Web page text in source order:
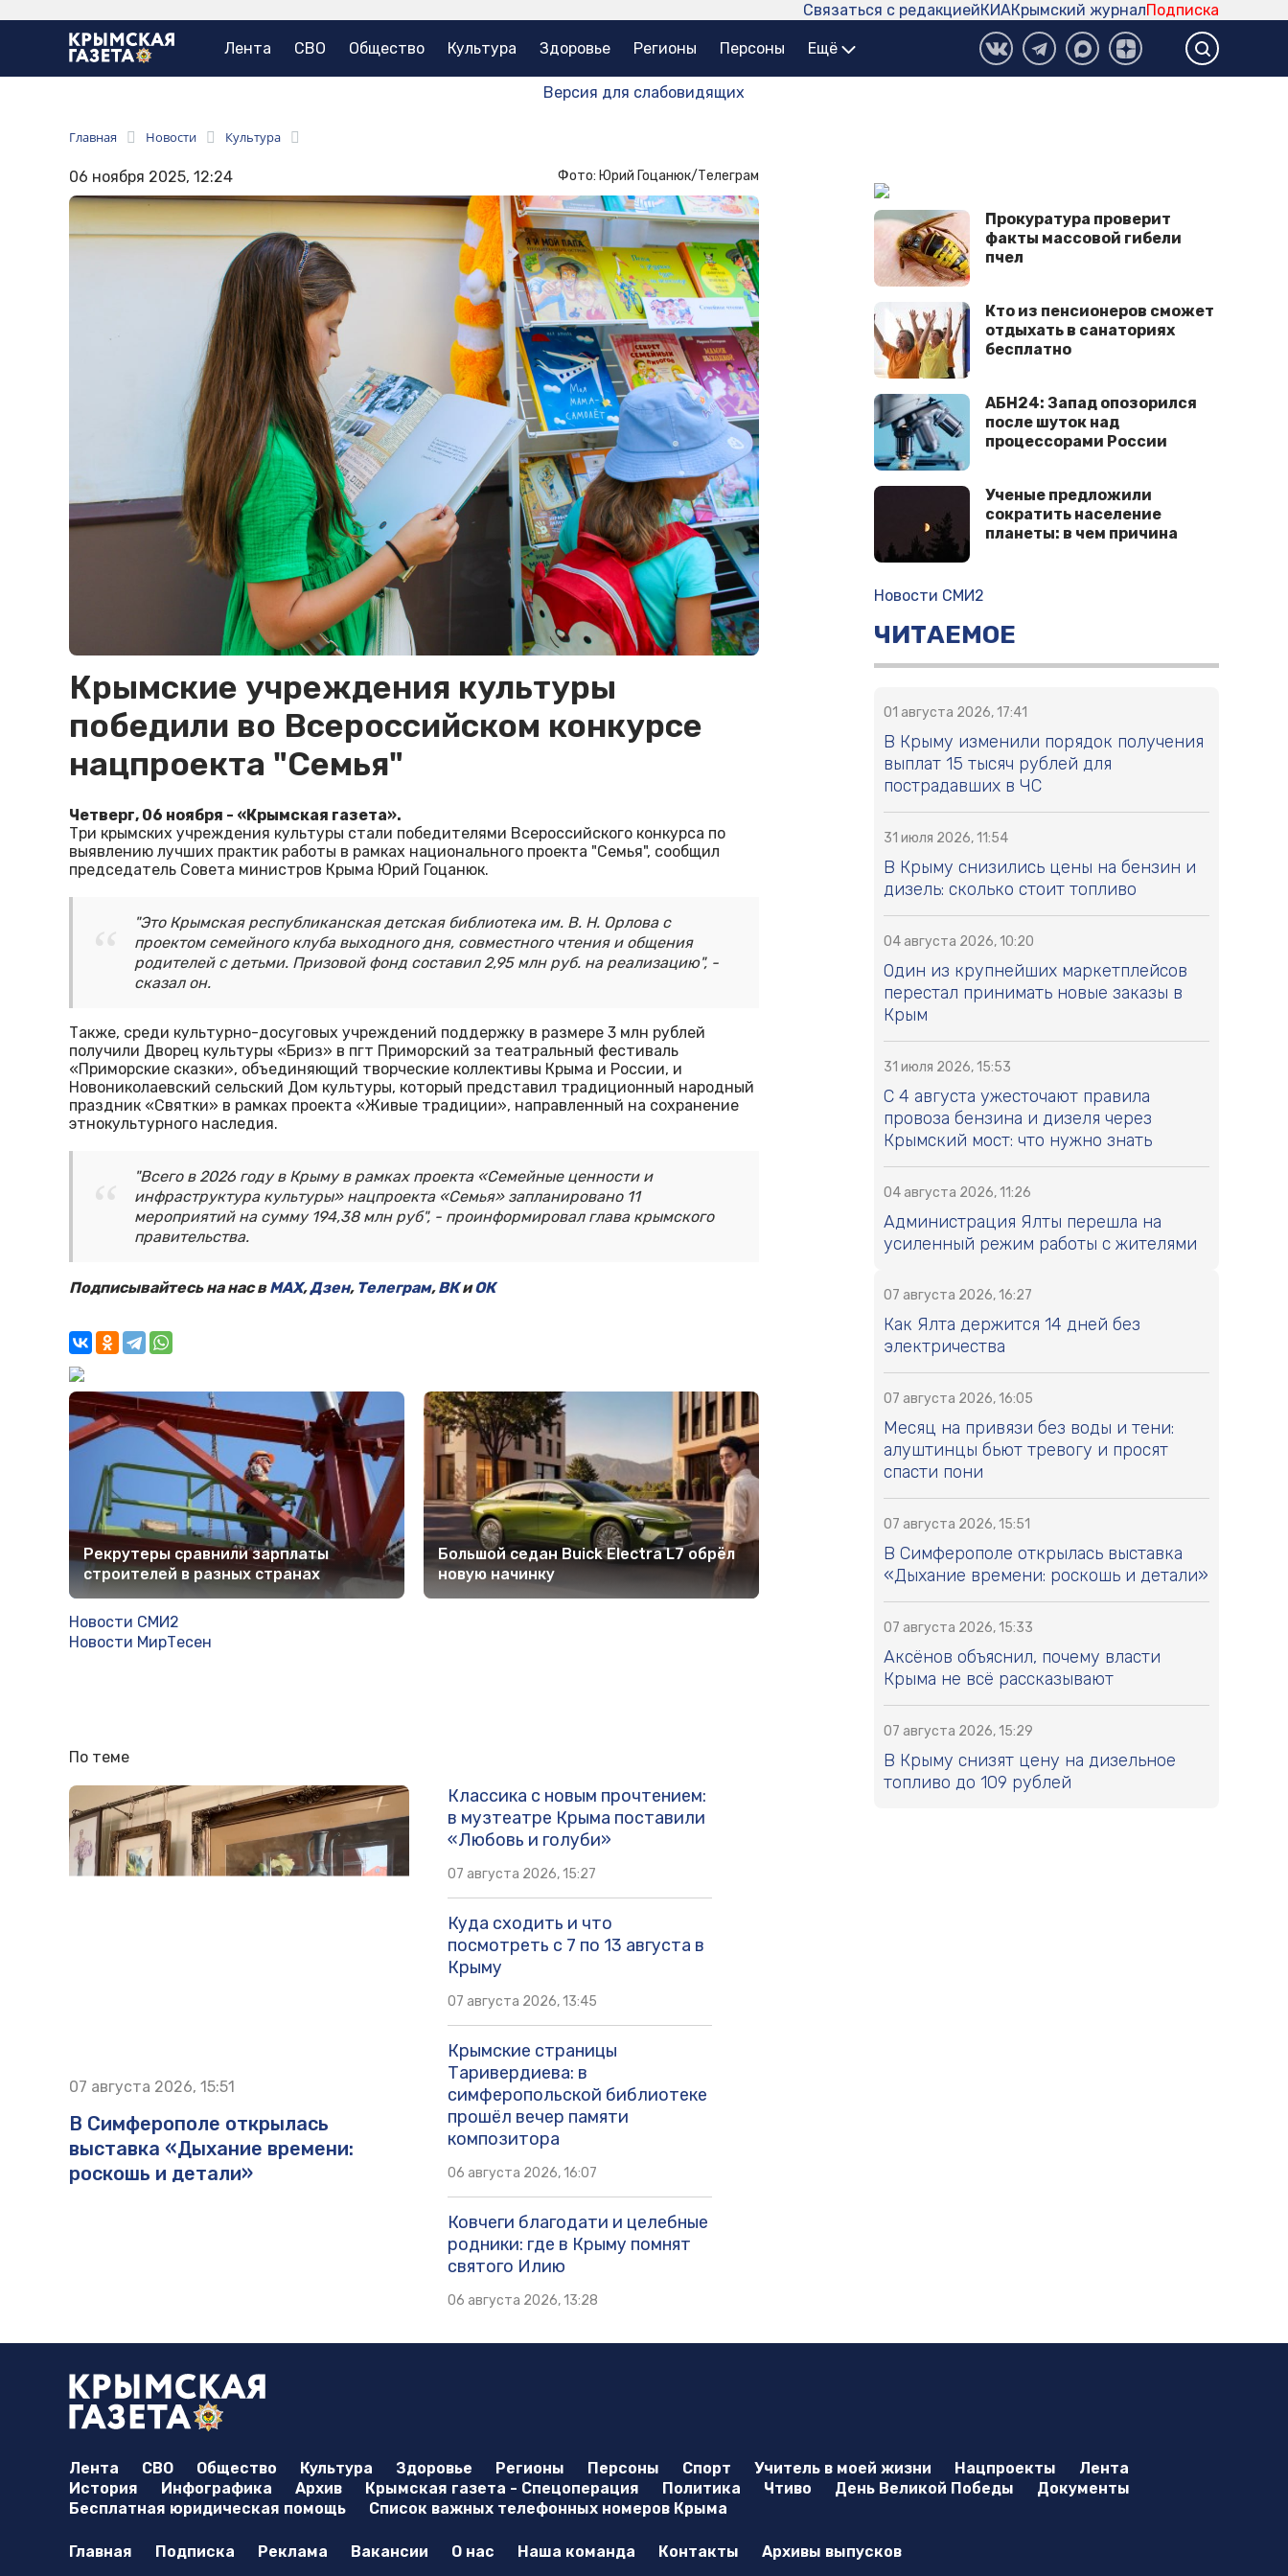
Подписка
Крымский журнал
КИА
Связаться с редакцией
Лента СВО Общество Культура Здоровье Регионы Персоны Ещё
Версия для слабовидящих
Главная Новости Культура
06 ноября 2025, 12:24 Фото: Юрий Гоцанюк/Телеграм
Крымские учреждения культуры
победили во Всероссийском конкурсе
нацпроекта "Семья"
Четверг, 06 ноября - «Крымская газета».
Три крымских учреждения культуры стали победителями Всероссийского конкурса по
выявлению лучших практик работы в рамках национального проекта "Семья", сообщил
председатель Совета министров Крыма Юрий Гоцанюк.
"Это Крымская республиканская детская библиотека им. В. Н. Орлова с
проектом семейного клуба выходного дня, совместного чтения и общения
родителей с детьми. Призовой фонд составил 2,95 млн руб. на реализацию", -
сказал он.
Также, среди культурно-досуговых учреждений поддержку в размере 3 млн рублей
получили Дворец культуры «Бриз» в пгт Приморский за театральный фестиваль
«Приморские сказки», объединяющий творческие коллективы Крыма и России, и
Новониколаевский сельский Дом культуры, который представил традиционный народный
праздник «Святки» в рамках проекта «Живые традиции», направленный на сохранение
этнокультурного наследия.
"Всего в 2026 году в Крыму в рамках проекта «Семейные ценности и
инфраструктура культуры» нацпроекта «Семья» запланировано 11
мероприятий на сумму 194,38 млн руб", - проинформировал глава крымского
правительства.
Подписывайтесь на нас вMAX,Дзен, Телеграм,ВКиОК
Рекрутеры сравнили зарплаты
строителей в разных странах
Большой седан Buick Electra L7 обрёл
новую начинку
Новости СМИ2
Новости МирТесен
По теме
07 августа 2026, 15:51
В Симферополе открылась
выставка «Дыхание времени:
роскошь и детали»
Классика с новым прочтением:
в музтеатре Крыма поставили
«Любовь и голуби»
07 августа 2026, 15:27
Куда сходить и что
посмотреть с 7 по 13 августа в
Крыму
07 августа 2026, 13:45
Крымские страницы
Таривердиева: в
симферопольской библиотеке
прошёл вечер памяти
композитора
06 августа 2026, 16:07
Ковчеги благодати и целебные
родники: где в Крыму помнят
святого Илию
06 августа 2026, 13:28
Прокуратурa проверит
факты массовой гибели
пчел
Кто из пенсионеров сможет
отдыхать в санаториях
бесплатно
АБН24: Запад опозорился
после шуток над
процессорами России
Ученые предложили
сократить население
планеты: в чем причина
Новости СМИ2
ЧИТАЕМОЕ
01 августа 2026, 17:41
В Крыму изменили порядок получения
выплат 15 тысяч рублей для
пострадавших в ЧС
31 июля 2026, 11:54
В Крыму снизились цены на бензин и
дизель: сколько стоит топливо
04 августа 2026, 10:20
Один из крупнейших маркетплейсов
перестал принимать новые заказы в
Крым
31 июля 2026, 15:53
С 4 августа ужесточают правила
провоза бензина и дизеля через
Крымский мост: что нужно знать
04 августа 2026, 11:26
Администрация Ялты перешла на
усиленный режим работы с жителями
07 августа 2026, 16:27
Как Ялта держится 14 дней без
электричества
07 августа 2026, 16:05
Месяц на привязи без воды и тени:
алуштинцы бьют тревогу и просят
спасти пони
07 августа 2026, 15:51
В Симферополе открылась выставка
«Дыхание времени: роскошь и детали»
07 августа 2026, 15:33
Аксёнов объяснил, почему власти
Крыма не всё рассказывают
07 августа 2026, 15:29
В Крыму снизят цену на дизельное
топливо до 109 рублей
Лента СВО Общество Культура Здоровье Регионы Персоны Спорт Учитель в моей жизни Нацпроекты
Лента
История
Инфографика Архив Крымская газета - Спецоперация Политика Чтиво День Великой Победы
Документы
Бесплатная юридическая помощь
Список важных телефонных номеров Крыма
Главная Подписка Реклама Вакансии О нас Наша команда Контакты Архивы выпусков